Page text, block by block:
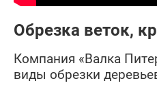
Обрезка веток,
Компания «Валка
виды обрезки